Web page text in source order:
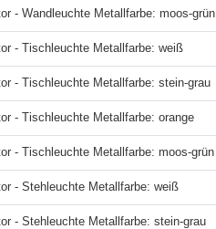
- Wandleuchte Metallfarbe: moos-grün
- Tischleuchte Metallfarbe: weiß
- Tischleuchte Metallfarbe: stein-grau
- Tischleuchte Metallfarbe: orange
- Tischleuchte Metallfarbe: moos-grün
- Stehleuchte Metallfarbe: weiß
- Stehleuchte Metallfarbe: stein-grau